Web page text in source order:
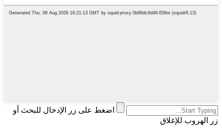
اضغط على زر الإدخال للبحث أو
زر الهروب للإغلاق